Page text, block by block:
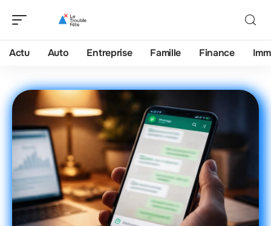
Actu Auto Entreprise Famille Finance